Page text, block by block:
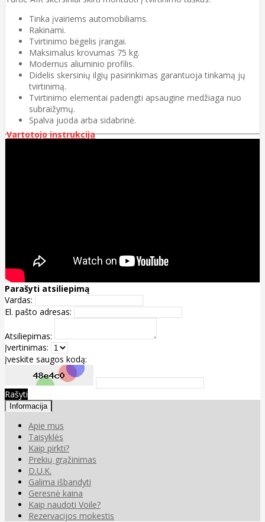
Tinka įvairiems automobiliams.
Rakinami.
Tvirtinimo bėgelis įrangai.
Maksimalus krovumas 75 kg.
Modernus aliuminio profilis.
Didelis skersinių ilgių pasirinkimas garantuoja tinkamą jų
tvirtinimą.
Tvirtinimo elementai padengti apsaugine medžiaga nuo
subraižymų.
Spalva juoda arba sidabrinė.
Vartotojo instrukcija
Parašyti atsiliepimą
Vardas:
El. pašto adresas:
Atsiliepimas:
Įvertinimas:
Įveskite saugos kodą:
Rašyti
Informacija
Apie mus
Taisyklės
Kaip pirkti?
Prekių grąžinimas
D.U.K.
Galima išbandyti
Geresnė kaina
Kaip naudoti Voile?
Rezervacijos mokestis